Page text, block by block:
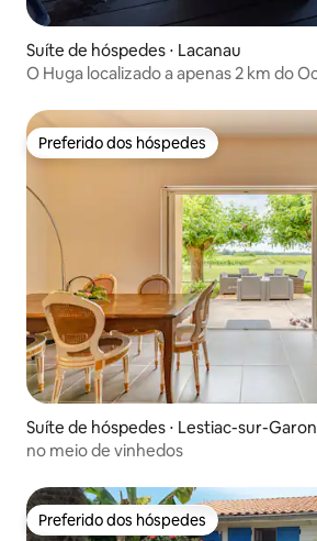
Suíte de hóspedes ⋅ Lacanau
O Huga localizado a apenas 2 km do
Preferido dos hóspedes
Preferido dos hóspedes
Suíte de hóspedes ⋅ Lestiac-sur-
no meio de vinhedos
Preferido dos hóspedes
Preferido dos hóspedes